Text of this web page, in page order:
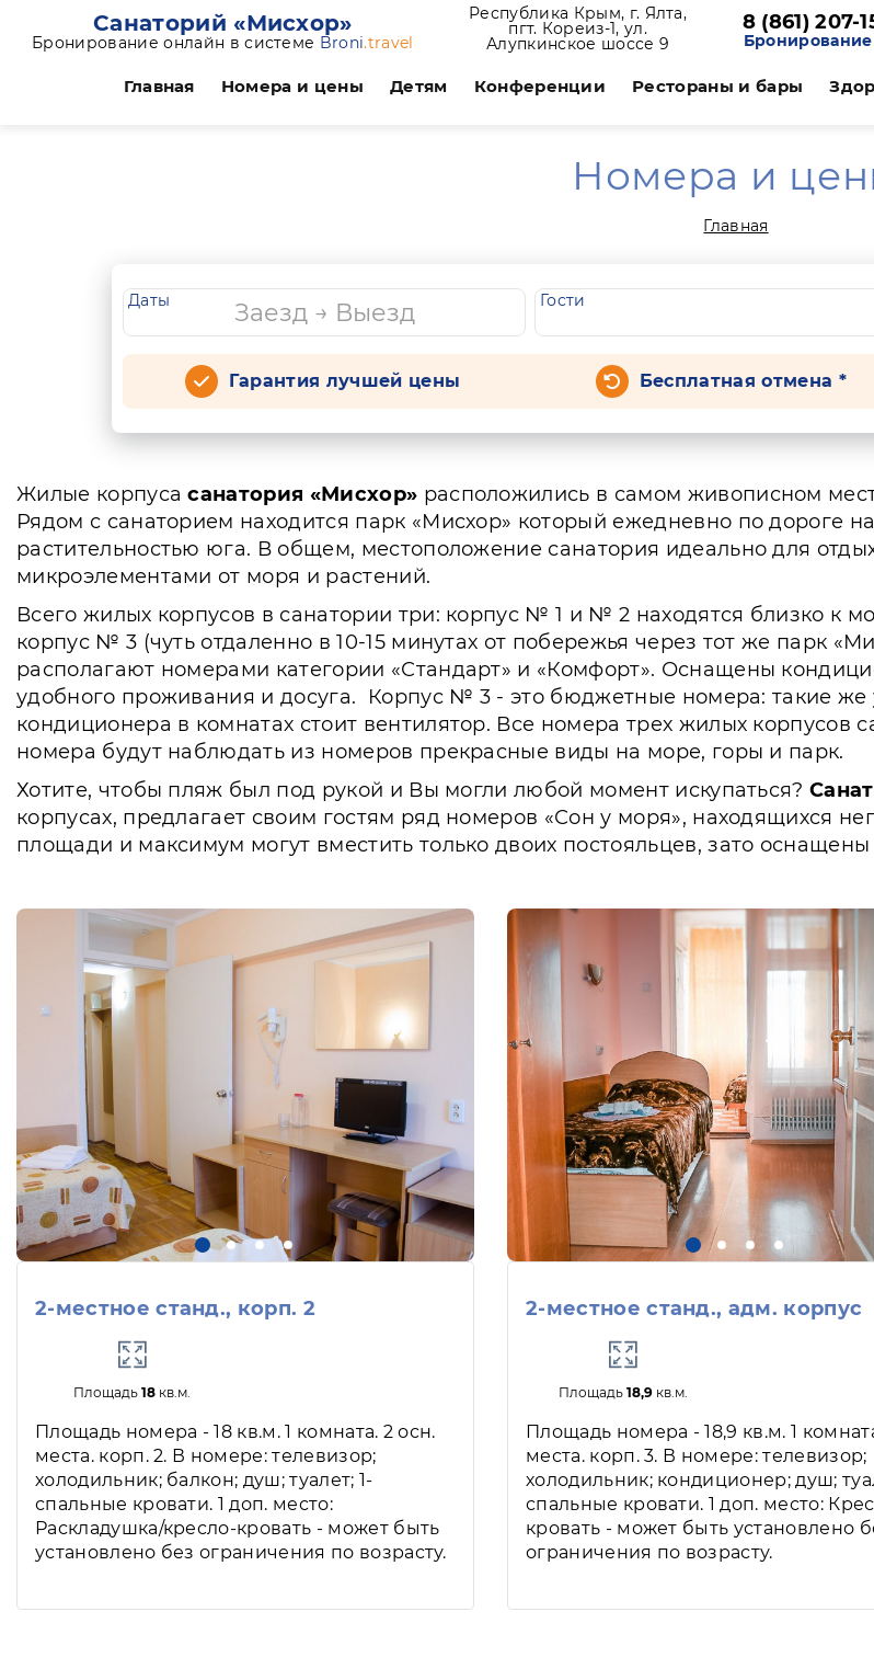
Санаторий «Мисхор»
Бронирование онлайн в системе Broni.travel
Республика Крым, г. Ялта,
пгт. Кореиз-1, ул.
Алупкинское шоссе 9
8 (861) 207-
Главная Номера и цены Детям Конференции Рестораны и бары
Номера и
Главная
Даты Гости
Гарантия лучшей цены Бесплатная отмена *
Жилые корпусасанатория «Мисхор» расположились в самом живописном
Рядом с санаторием находится парк «Мисхор» который ежедневно по дороге
растительностью юга. В общем, местоположение санатория идеально для
микроэлементами от моря и растений.
Всего жилых корпусов в санатории три: корпус № 1 и № 2 находятся близко к
корпус № 3 (чуть отдаленно в 10-15 минутах от побережья через тот же парк
располагают номерами категории «Стандарт» и «Комфорт». Оснащены
удобного проживания и досуга. Корпус № 3 - это бюджетные номера: такие же
кондиционера в комнатах стоит вентилятор. Все номера трех жилых
номера будут наблюдать из номеров прекрасные виды на море, горы и парк.
Хотите, чтобы пляж был под рукой и Вы могли любой момент искупаться?
корпусах, предлагает своим гостям ряд номеров «Сон у моря», находящихся
площади и максимум могут вместить только двоих постояльцев, зато
2-местное станд., корп. 2
Площадь18 кв.м.
Площадь номера - 18 кв.м. 1 комната. 2 осн.
места. корп. 2. В номере: телевизор;
холодильник; балкон; душ; туалет; 1-
спальные кровати. 1 доп. место:
Раскладушка/кресло-кровать - может быть
установлено без ограничения по возрасту.
2-местное станд., адм. корпус
Площадь 18,9кв.м.
Площадь номера - 18,9 кв.м. 1
места. корп. 3. В номере: телевизор;
холодильник; кондиционер; душ;
спальные кровати. 1 доп. место:
кровать - может быть установлено
ограничения по возрасту.